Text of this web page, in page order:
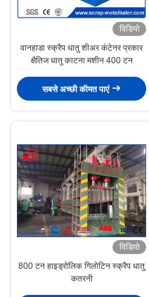
विडियो
वानहाडा स्क्रैप धातु शीअर कंटेनर प्रकार
क्षैतिज धातु काटना मशीन 400 टन
सबसे अच्छी कीमत पाएं
विडियो
800 टन हाइड्रोलिक गिलोटिन स्क्रैप धातु
कतरनी